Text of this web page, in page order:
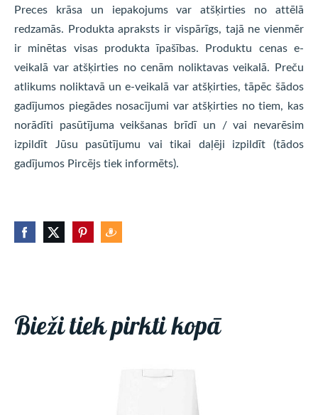
Preces krāsa un iepakojums var atšķirties no attēlā
redzamās. Produkta apraksts ir vispārīgs, tajā ne vienmēr
ir minētas visas produkta īpašības. Produktu cenas e-
veikalā var atšķirties no cenām noliktavas veikalā. Preču
atlikums noliktavā un e-veikalā var atšķirties, tāpēc šādos
gadījumos piegādes nosacījumi var atšķirties no tiem, kas
norādīti pasūtījuma veikšanas brīdī un / vai nevarēsim
izpildīt Jūsu pasūtījumu vai tikai daļēji izpildīt (tādos
gadījumos Pircējs tiek informēts).
Bieži tiek pirkti kopā